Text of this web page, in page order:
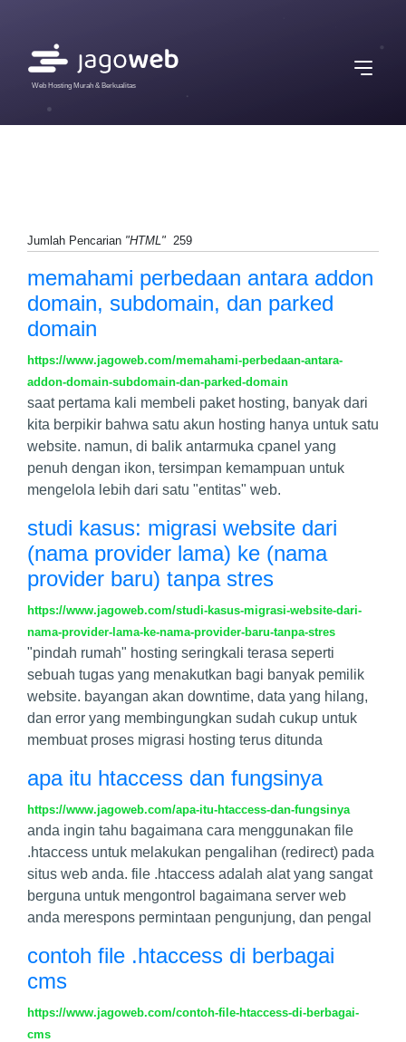
Web Hosting Murah & Berkualitas
Jumlah Pencarian "HTML" 259
memahami perbedaan antara addon
domain, subdomain, dan parked
domain
https://www.jagoweb.com/memahami-perbedaan-antara-
addon-domain-subdomain-dan-parked-domain
saat pertama kali membeli paket hosting, banyak dari
kita berpikir bahwa satu akun hosting hanya untuk satu
website. namun, di balik antarmuka cpanel yang
penuh dengan ikon, tersimpan kemampuan untuk
mengelola lebih dari satu "entitas" web.
studi kasus: migrasi website dari
(nama provider lama) ke (nama
provider baru) tanpa stres
https://www.jagoweb.com/studi-kasus-migrasi-website-dari-
nama-provider-lama-ke-nama-provider-baru-tanpa-stres
"pindah rumah" hosting seringkali terasa seperti
sebuah tugas yang menakutkan bagi banyak pemilik
website. bayangan akan downtime, data yang hilang,
dan error yang membingungkan sudah cukup untuk
membuat proses migrasi hosting terus ditunda
apa itu htaccess dan fungsinya
https://www.jagoweb.com/apa-itu-htaccess-dan-fungsinya
anda ingin tahu bagaimana cara menggunakan file
.htaccess untuk melakukan pengalihan (redirect) pada
situs web anda. file .htaccess adalah alat yang sangat
berguna untuk mengontrol bagaimana server web
anda merespons permintaan pengunjung, dan pengal
contoh file .htaccess di berbagai
cms
https://www.jagoweb.com/contoh-file-htaccess-di-berbagai-
cms